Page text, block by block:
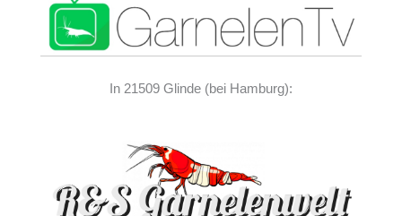
In 21509 Glinde (bei Hamburg):